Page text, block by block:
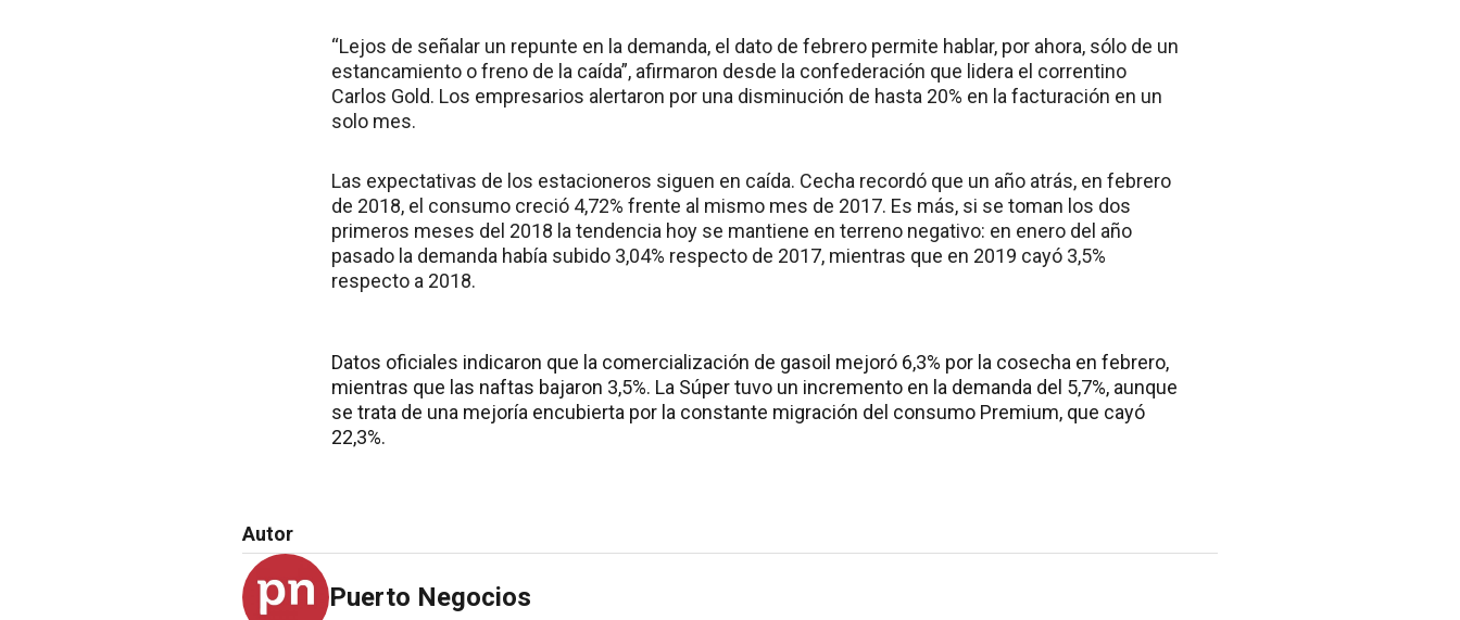
“Lejos de señalar un repunte en la demanda, el dato de febrero permite hablar, por ahora, sólo de un
estancamiento o freno de la caída”, afirmaron desde la confederación que lidera el correntino
Carlos Gold. Los empresarios alertaron por una disminución de hasta 20% en la facturación en un
solo mes.
Las expectativas de los estacioneros siguen en caída. Cecha recordó que un año atrás, en febrero
de 2018, el consumo creció 4,72% frente al mismo mes de 2017. Es más, si se toman los dos
primeros meses del 2018 la tendencia hoy se mantiene en terreno negativo: en enero del año
pasado la demanda había subido 3,04% respecto de 2017, mientras que en 2019 cayó 3,5%
respecto a 2018.
Datos oficiales indicaron que la comercialización de gasoil mejoró 6,3% por la cosecha en febrero,
mientras que las naftas bajaron 3,5%. La Súper tuvo un incremento en la demanda del 5,7%, aunque
se trata de una mejoría encubierta por la constante migración del consumo Premium, que cayó
22,3%.
Autor
Puerto Negocios